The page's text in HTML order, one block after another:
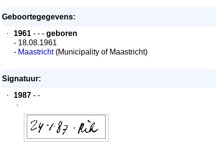
Geboortegegevens:
·
1961 - - - geboren
- 18.08.1961
- Maastricht(Municipality of Maastricht)
Signatuur:
·
1987 - -
·